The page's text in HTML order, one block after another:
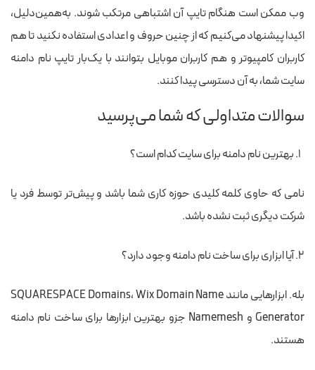
وب ممکن است هنگام تایپ آن اشتباهی مرتکب شوند. به‌همین‌دلیل،
اکیدا پیشنهاد می‌کنیم که از چنین حروف و اعدادی استفاده نکنید تا هم
کاربران کامپیوتر و هم کاربران موبایل بتوانند با یک‌بار تایپ نام دامنه
سایت شما، به آن دسترسی پیدا کنند.
سوالات متداولی که شما می‌پرسید
بهترین نام دامنه برای سایت کدام است؟
نامی که حاوی کلمه کلیدی حوزه کاری شما باشد و پیش‌تر توسط فرد یا
شرکت دیگری ثبت نشده باشد.
آیا ابزاری برای ساخت نام دامنه وجود دارد؟
بله. ابزارهایی مانند SQUARESPACE Domains، Wix Domain Name
Generator و Namemesh جزو بهترین ابزارها برای ساخت نام دامنه
هستند.